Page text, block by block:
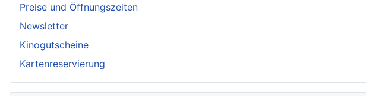
Preise und Öffnungszeiten
Newsletter
Kinogutscheine
Kartenreservierung